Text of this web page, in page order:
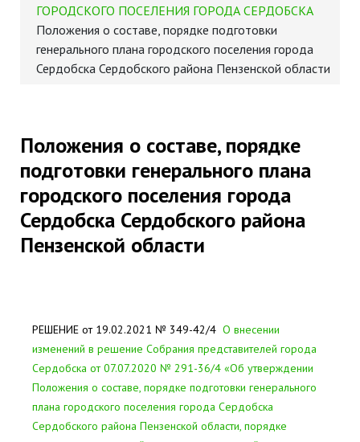
ГОРОДСКОГО ПОСЕЛЕНИЯ ГОРОДА СЕРДОБСКА
Положения о составе, порядке подготовки
генерального плана городского поселения города
Сердобска Сердобского района Пензенской области
Положения о составе, порядке
подготовки генерального плана
городского поселения города
Сердобска Сердобского района
Пензенской области
РЕШЕНИЕ от 19.02.2021 № 349-42/4 О внесении
изменений в решение Собрания представителей города
Сердобска от 07.07.2020 № 291-36/4 «Об утверждении
Положения о составе, порядке подготовки генерального
плана городского поселения города Сердобска
Сердобского района Пензенской области, порядке